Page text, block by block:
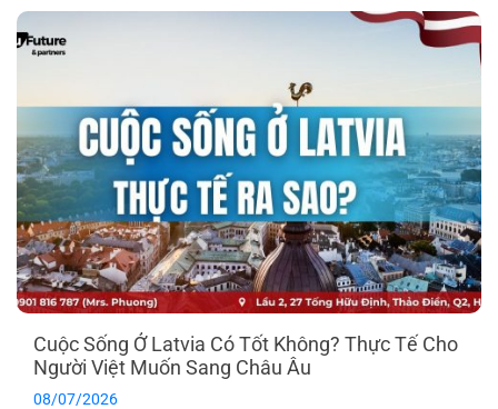
nhu cầu định cư. Vậy đâu mới là phương án định cư cho
cả gia đình tốt nhất? Cùng EFP tìm hiểu qua bài viết dưới
Cuộc Sống Ở Latvia Có Tốt Không? Thực Tế Cho
Người Việt Muốn Sang Châu Âu
08/07/2026